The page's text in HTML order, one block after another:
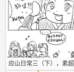
应山日常三（下），素超